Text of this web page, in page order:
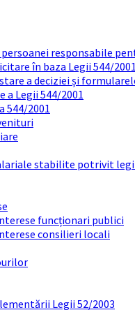
responsabile
în baza Legii 544/2001
a deciziei și
a Legii 544/2001
544/2001
stabilite potrivit
funcționari publici
consilieri locali
Legii 52/2003